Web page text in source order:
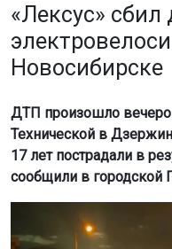
«Лексус» сбил
Новосибирске
ДТП произошло
Технической в
17 лет пострадали в
сообщили в городской